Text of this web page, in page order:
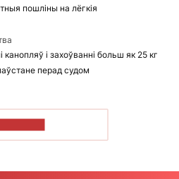
пошліны на лёгкія
і захоўванні больш як 25 кг
перад судом